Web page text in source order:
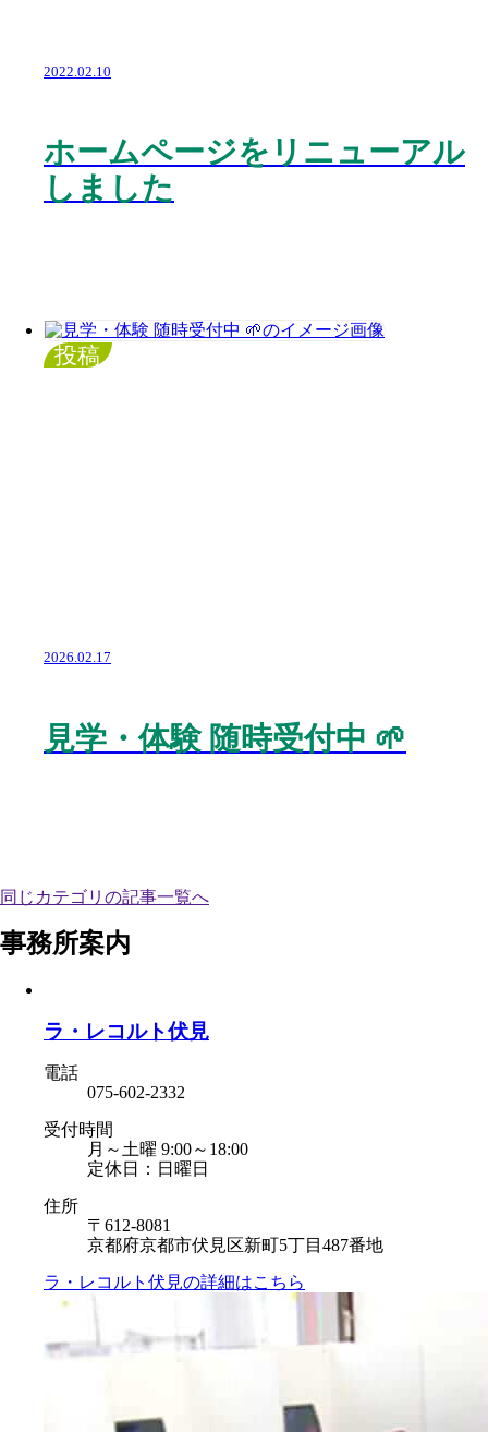
2022.02.10
ホームページをリニューアル
しました
投稿
2026.02.17
見学・体験 随時受付中 🌱
同じカテゴリの記事⼀覧へ
事務所案内
ラ・レコルト伏見
電話
075-602-2332
受付時間
月～土曜 9:00～18:00
定休日：日曜日
住所
〒612-8081
京都府京都市伏見区新町5丁目487番地
ラ・レコルト伏見の詳細はこちら